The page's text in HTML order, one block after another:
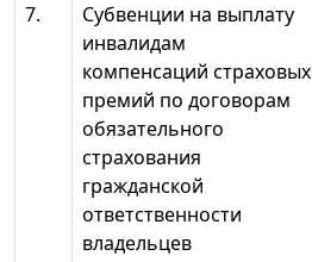
7.
Субвенции на выплату
инвалидам
компенсаций страховых
премий по договорам
обязательного
страхования
гражданской
ответственности
владельцев